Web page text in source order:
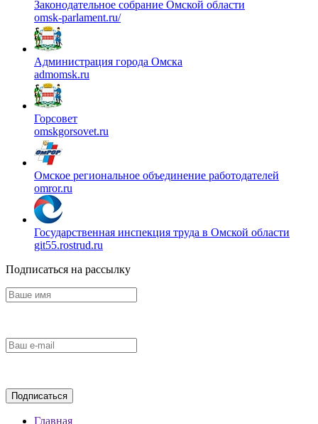
Законодательное собрание Омской области
omsk-parlament.ru/
Администрация города Омска
admomsk.ru
Горсовет
omskgorsovet.ru
Омское региональное объединение работодателей
omror.ru
Государственная инспекция труда в Омской области
git55.rostrud.ru
Подписаться на рассылку
Главная